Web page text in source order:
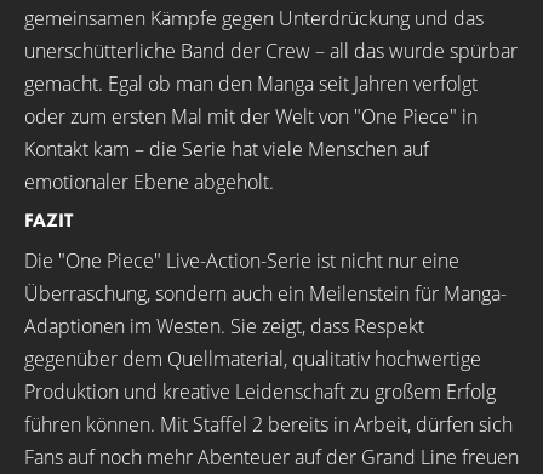
gemeinsamen Kämpfe gegen Unterdrückung und das
unerschütterliche Band der Crew – all das wurde spürbar
gemacht. Egal ob man den Manga seit Jahren verfolgt
oder zum ersten Mal mit der Welt von "One Piece" in
Kontakt kam – die Serie hat viele Menschen auf
emotionaler Ebene abgeholt.
FAZIT
Die "One Piece" Live-Action-Serie ist nicht nur eine
Überraschung, sondern auch ein Meilenstein für Manga-
Adaptionen im Westen. Sie zeigt, dass Respekt
gegenüber dem Quellmaterial, qualitativ hochwertige
Produktion und kreative Leidenschaft zu großem Erfolg
führen können. Mit Staffel 2 bereits in Arbeit, dürfen sich
Fans auf noch mehr Abenteuer auf der Grand Line freuen